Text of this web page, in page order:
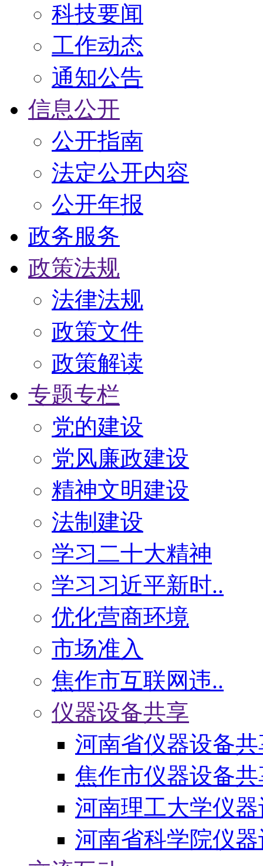
科技要闻
工作动态
通知公告
信息公开
公开指南
法定公开内容
公开年报
政务服务
政策法规
法律法规
政策文件
政策解读
专题专栏
党的建设
党风廉政建设
精神文明建设
法制建设
学习二十大精神
学习习近平新时..
优化营商环境
市场准入
焦作市互联网违..
仪器设备共享
河南省仪器设备
焦作市仪器设备
河南理工大学仪
河南省科学院仪